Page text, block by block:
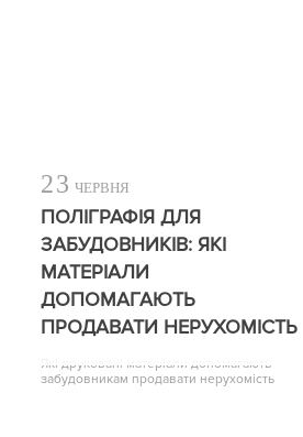
23 ЧЕРВНЯ
ПОЛІГРАФІЯ ДЛЯ
ЗАБУДОВНИКІВ: ЯКІ
МАТЕРІАЛИ
ДОПОМАГАЮТЬ
ПРОДАВАТИ НЕРУХОМІСТЬ
Які друковані матеріали допомагають
забудовникам продавати нерухомість